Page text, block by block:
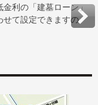
金利の「建墓ローン」
せて設定できますの